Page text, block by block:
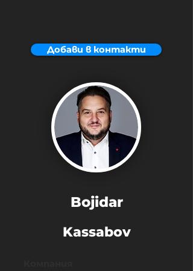
Добави в контакти
Bojidar
Kassabov